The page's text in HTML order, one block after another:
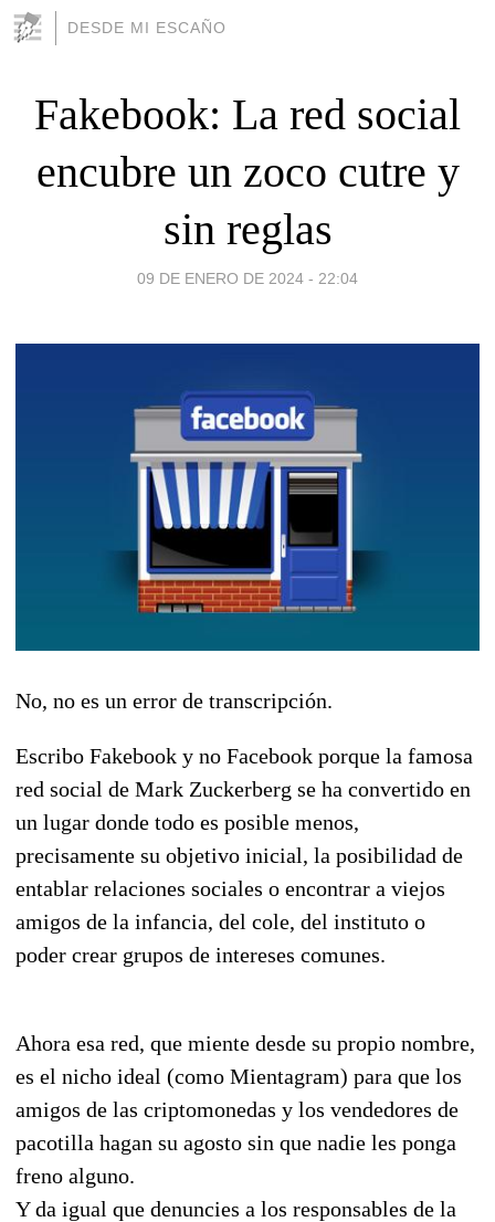
DESDE MI ESCAÑO
Fakebook: La red social
encubre un zoco cutre y
sin reglas
09 DE ENERO DE 2024 - 22:04
No, no es un error de transcripción.
Escribo Fakebook y no Facebook porque la famosa
red social de Mark Zuckerberg se ha convertido en
un lugar donde todo es posible menos,
precisamente su objetivo inicial, la posibilidad de
entablar relaciones sociales o encontrar a viejos
amigos de la infancia, del cole, del instituto o
poder crear grupos de intereses comunes.
Ahora esa red, que miente desde su propio nombre,
es el nicho ideal (como Mientagram) para que los
amigos de las criptomonedas y los vendedores de
pacotilla hagan su agosto sin que nadie les ponga
freno alguno.
Y da igual que denuncies a los responsables de la